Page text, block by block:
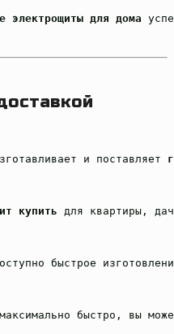
электрощиты для дома
и поставляет
купить для квартиры,
быстрое
быстро, вы